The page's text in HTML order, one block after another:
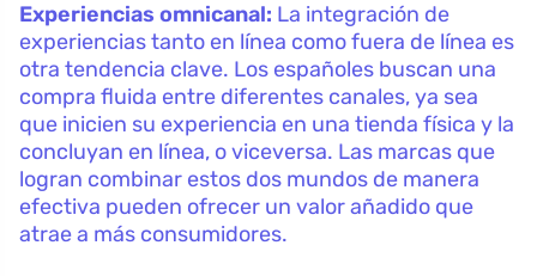
Experiencias omnicanal: La integración de
experiencias tanto en línea como fuera de línea es
otra tendencia clave. Los españoles buscan una
compra fluida entre diferentes canales, ya sea
que inicien su experiencia en una tienda física y la
concluyan en línea, o viceversa. Las marcas que
logran combinar estos dos mundos de manera
efectiva pueden ofrecer un valor añadido que
atrae a más consumidores.